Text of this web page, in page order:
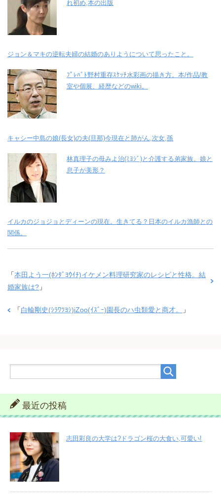
れ初め,本の出版
ジョン＆マキの逆転夫婦の結婚のありようについて思ったこと。
ﾌﾟﾚﾊﾞﾄ野村重存ｽｹｯﾁ水彩画の描き方。本/作品/教
室や個展、経歴などのwiki。
キャシー中島の娘(長女)の夫(旦那)今現在と肺がん,次女,孫
林真理子の母みよ治(ﾐﾖｼﾞ)と介護する弟家族。娘と
息子が美形？
イルカのジョジョとディーンの現在。生きてる？日本のイルカ漁師との
関係。
「本田よう一(ﾎﾝﾀﾞﾖｳｲﾁ)イケメン料理研究家のレシピと性格。結
婚家族は? 」
「白輪剛史(ｼﾗﾜﾂﾖｼ)iZoo(ｲｽﾞｰ)園長のハ虫類愛と商才。 」
最近の投稿
志田彩良の大学は?ドラゴン桜の大食い,可愛い!